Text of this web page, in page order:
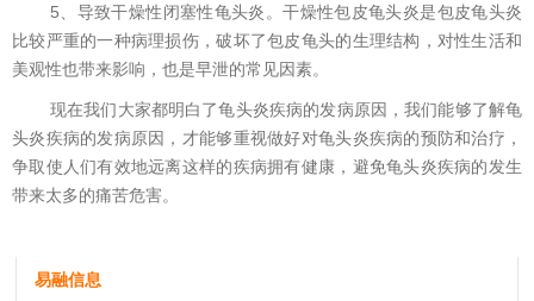
5、导致干燥性闭塞性龟头炎。干燥性包皮龟头炎是包皮龟头炎
比较严重的一种病理损伤，破坏了包皮龟头的生理结构，对性生活和
美观性也带来影响，也是早泄的常见因素。
现在我们大家都明白了龟头炎疾病的发病原因，我们能够了解龟
头炎疾病的发病原因，才能够重视做好对龟头炎疾病的预防和治疗，
争取使人们有效地远离这样的疾病拥有健康，避免龟头炎疾病的发生
带来太多的痛苦危害。
易融信息